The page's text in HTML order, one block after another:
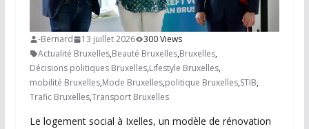
-Bernard 13 juillet 2026
300 Views
Actualité Bruxelles,Beauté Bruxelles,Bruxelles,
Décisions politiques Bruxelles,Lifestyle Bruxelles,
mobilité Bruxelles,Mode Bruxelles,politique Bruxelles,STIB,
Trafic Bruxelles,Transport Bruxelles
Le logement social à Ixelles, un modèle de rénovation